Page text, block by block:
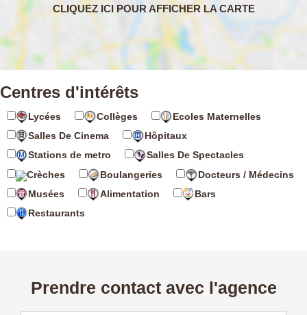
Centres d'intérêts
Lycées Collèges
Ecoles Maternelles
Salles De Cinema
Hôpitaux
Stations de metro
Salles De Spectacles
Crèches
Boulangeries
Docteurs / Médecins
Musées
Alimentation
Bars
Restaurants
Prendre contact avec l'agence